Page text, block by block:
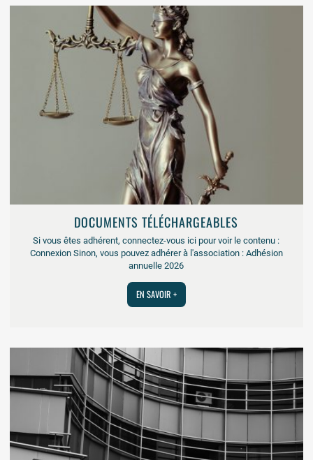
DOCUMENTS TÉLÉCHARGEABLES
Si vous êtes adhérent, connectez-vous ici pour voir le contenu :
Connexion Sinon, vous pouvez adhérer à l'association : Adhésion
annuelle 2026
EN SAVOIR +